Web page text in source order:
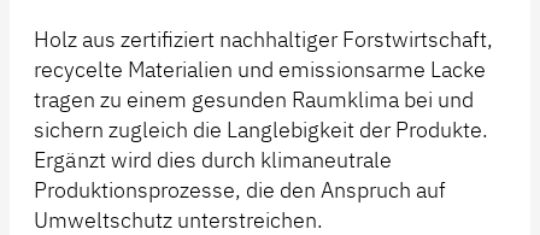
Holz aus zertifiziert nachhaltiger Forstwirtschaft,
recycelte Materialien und emissionsarme Lacke
tragen zu einem gesunden Raumklima bei und
sichern zugleich die Langlebigkeit der Produkte.
Ergänzt wird dies durch klimaneutrale
Produktionsprozesse, die den Anspruch auf
Umweltschutz unterstreichen.